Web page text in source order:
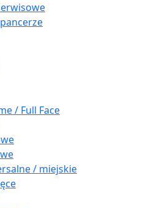
/ Full Face
/ miejskie